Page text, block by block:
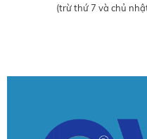
(trừ thứ 7 và chủ